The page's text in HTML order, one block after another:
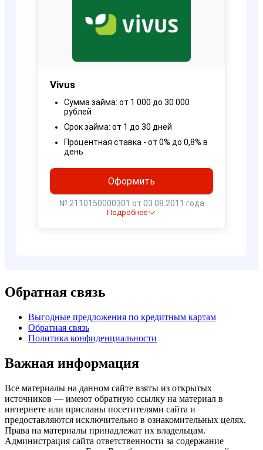
Обратная связь
Выгодные предложения по кредитным картам
Обратная связь
Политика конфиденциальности
Важная информация
Все материалы на данном сайте взяты из открытых
источников — имеют обратную ссылку на материал в
интернете или присланы посетителями сайта и
предоставляются исключительно в ознакомительных целях.
Права на материалы принадлежат их владельцам.
Администрация сайта ответственности за содержание